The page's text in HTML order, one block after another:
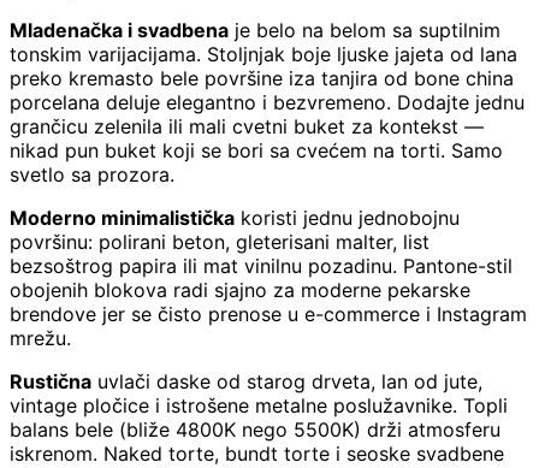
Mladenačka i svadbena je belo na belom sa suptilnim
tonskim varijacijama. Stoljnjak boje ljuske jajeta od lana
preko kremasto bele površine iza tanjira od bone china
porcelana deluje elegantno i bezvremeno. Dodajte jednu
grančicu zelenila ili mali cvetni buket za kontekst —
nikad pun buket koji se bori sa cvećem na torti. Samo
svetlo sa prozora.
Moderno minimalistička koristi jednu jednobojnu
površinu: polirani beton, gleterisani malter, list
bezsoštrog papira ili mat vinilnu pozadinu. Pantone-stil
obojenih blokova radi sjajno za moderne pekarske
brendove jer se čisto prenose u e-commerce i Instagram
mrežu.
Rustična uvlači daske od starog drveta, lan od jute,
vintage pločice i istrošene metalne poslužavnike. Topli
balans bele (bliže 4800K nego 5500K) drži atmosferu
iskrenom. Naked torte, bundt torte i seoske svadbene